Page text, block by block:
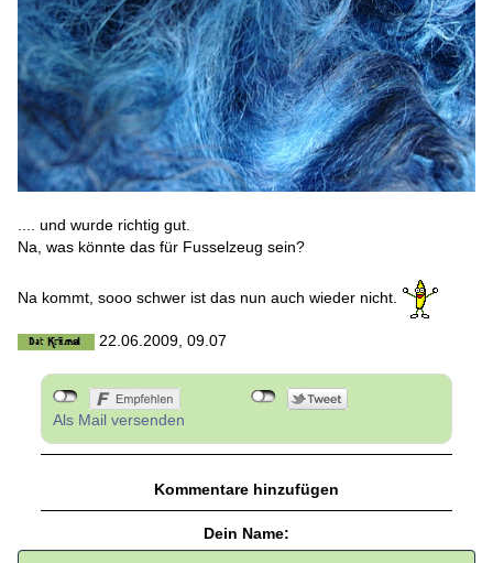
.... und wurde richtig gut.
Na, was könnte das für Fusselzeug sein?
Na kommt, sooo schwer ist das nun auch wieder nicht.
22.06.2009, 09.07
Als Mail versenden
Kommentare hinzufügen
Dein Name: